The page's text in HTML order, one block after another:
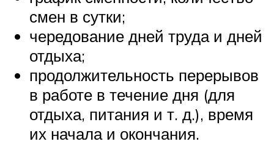
смен в сутки;
чередование дней труда и дней
отдыха;
продолжительность перерывов
в работе в течение дня (для
отдыха, питания и т. д.), время
их начала и окончания.